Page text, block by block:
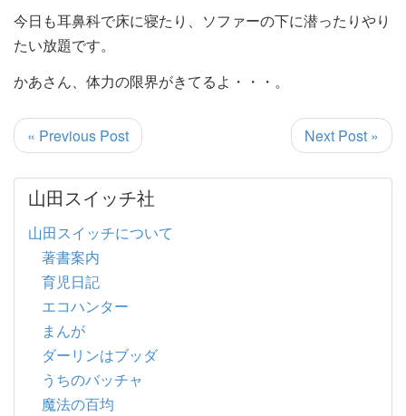
今日も耳鼻科で床に寝たり、ソファーの下に潜ったりやり
たい放題です。
かあさん、体力の限界がきてるよ・・・。
« Previous Post Next Post »
山田スイッチ社
山田スイッチについて
著書案内
育児日記
エコハンター
まんが
ダーリンはブッダ
うちのバッチャ
魔法の百均